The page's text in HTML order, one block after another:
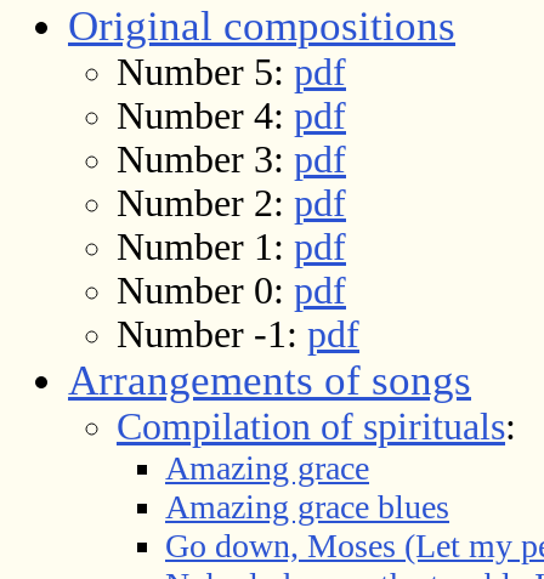
Original compositions
Number 5: pdf
Number 4: pdf
Number 3: pdf
Number 2: pdf
Number 1: pdf
Number 0: pdf
Number -1: pdf
Arrangements of songs
Compilation of spirituals:
Amazing grace
Amazing grace blues
Go down, Moses (Let my